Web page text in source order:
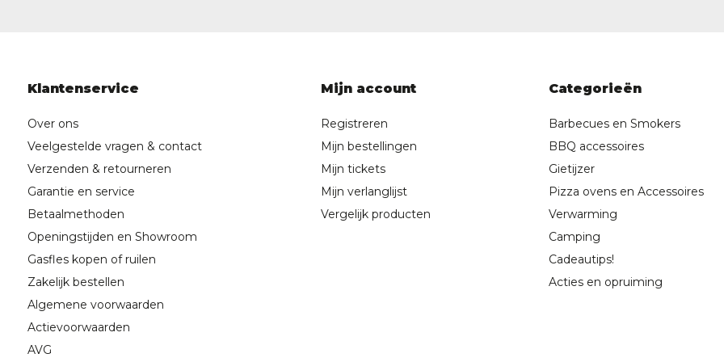
Klantenservice
Over ons
Veelgestelde vragen & contact
Verzenden & retourneren
Garantie en service
Betaalmethoden
Openingstijden en Showroom
Gasfles kopen of ruilen
Zakelijk bestellen
Algemene voorwaarden
Actievoorwaarden
AVG
Mijn account
Registreren
Mijn bestellingen
Mijn tickets
Mijn verlanglijst
Vergelijk producten
Categorieën
Barbecues en Smokers
BBQ accessoires
Gietijzer
Pizza ovens en Accessoires
Verwarming
Camping
Cadeautips!
Acties en opruiming